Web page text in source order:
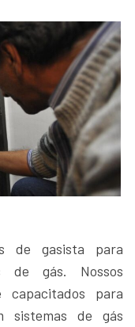
de gasista para
de gás. Nossos
capacitados para
sistemas de gás